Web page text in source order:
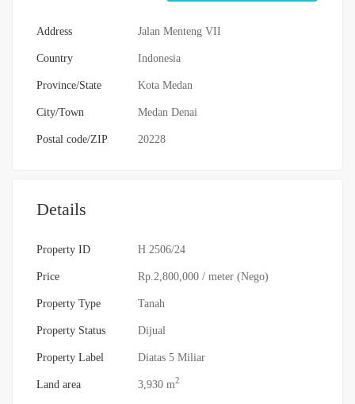
Address Jalan Menteng VII
Country Indonesia
Province/State Kota Medan
City/Town Medan Denai
Postal code/ZIP 20228
Details
Property ID H 2506/24
Price Rp.2,800,000 / meter (Nego)
Property Type Tanah
Property Status Dijual
Property Label Diatas 5 Miliar
Land area 3,930 m2